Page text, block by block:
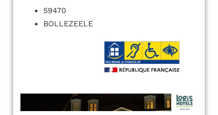
59470
BOLLEZEELE